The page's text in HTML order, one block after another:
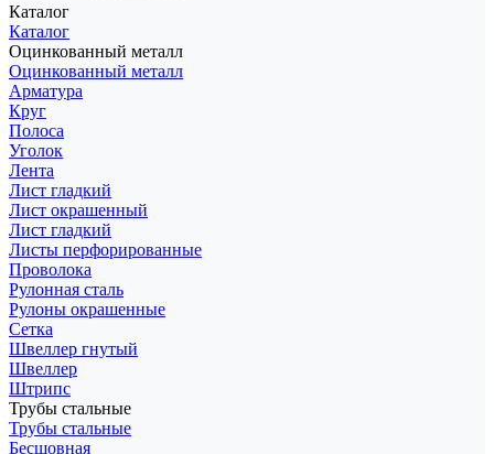
Каталог
Каталог
Оцинкованный металл
Оцинкованный металл
Арматура
Круг
Полоса
Уголок
Лента
Лист гладкий
Лист окрашенный
Лист гладкий
Листы перфорированные
Проволока
Рулонная сталь
Рулоны окрашенные
Сетка
Швеллер гнутый
Швеллер
Штрипс
Трубы стальные
Трубы стальные
Бесшовная